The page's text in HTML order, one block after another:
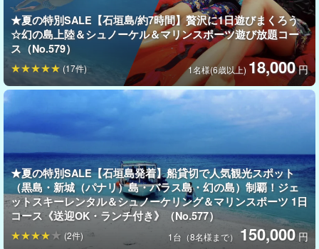
大迫力のマリンアクティビティを、臨場感あふれる映像でバッチ
リ記録できます。
スマホでは撮れない水中・水上ならではの映像を、思い出として
★夏の特別SALE【石垣島/約7時間】贅沢に1日遊びまくろう
☆幻の島上陸＆シュノーケル＆マリンスポーツ遊び放題コー
ス（No.579）
1名様(6歳以上) 18,000 円
(17件)
★夏の特別SALE【石垣島発着】船貸切で人気観光スポット
（黒島・新城（パナリ）島・バラス島・幻の島）制覇！ジェ
ットスキーレンタル＆シュノーケリング＆マリンスポーツ 1日
コース《送迎OK・ランチ付き》（No.577）
1台（8名様まで）150,000 円
(2件)